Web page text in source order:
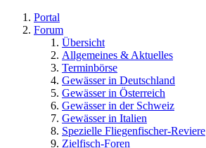
Portal
Forum
Übersicht
Allgemeines & Aktuelles
Terminbörse
Gewässer in Deutschland
Gewässer in Österreich
Gewässer in der Schweiz
Gewässer in Italien
Spezielle Fliegenfischer-Reviere
Zielfisch-Foren